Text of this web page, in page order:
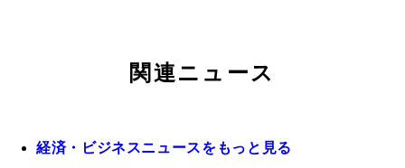
関連ニュース
経済・ビジネスニュースをもっと見る